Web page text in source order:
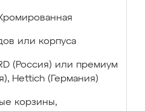
или корпуса
(Россия) или премиум
Hettich (Германия)
корзины,